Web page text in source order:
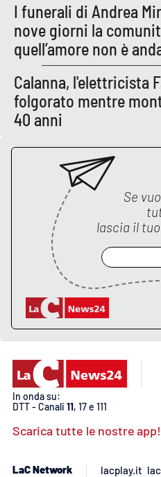
Lamezia Terme
PROGETTI
SPECIALI
Buona Sanità Calabria
LA
CALABRIAVISIONE
Destinazioni
Eventi
LAC
NETWORK
Lacplay.it
Lactv.it
I funerali di Andrea
nove giorni la
quell’amore non è
Calanna, l'elettricista
folgorato mentre
40 anni
Se
lascia il
In onda su:
DTT - Canali 11, 17 e 111
Scarica tutte le nostre app!
LaC Network
lacplay.it